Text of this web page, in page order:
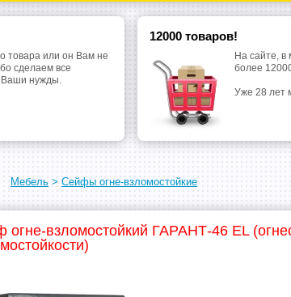
товара или он Вам не
сделаем все
Ваши нужды.
12000 товаров!
На сайте, в
более
Уже 28 лет
Мебель > Сейфы огне-взломостойкие
огне-взломостойкий ГАРАНТ-46 EL